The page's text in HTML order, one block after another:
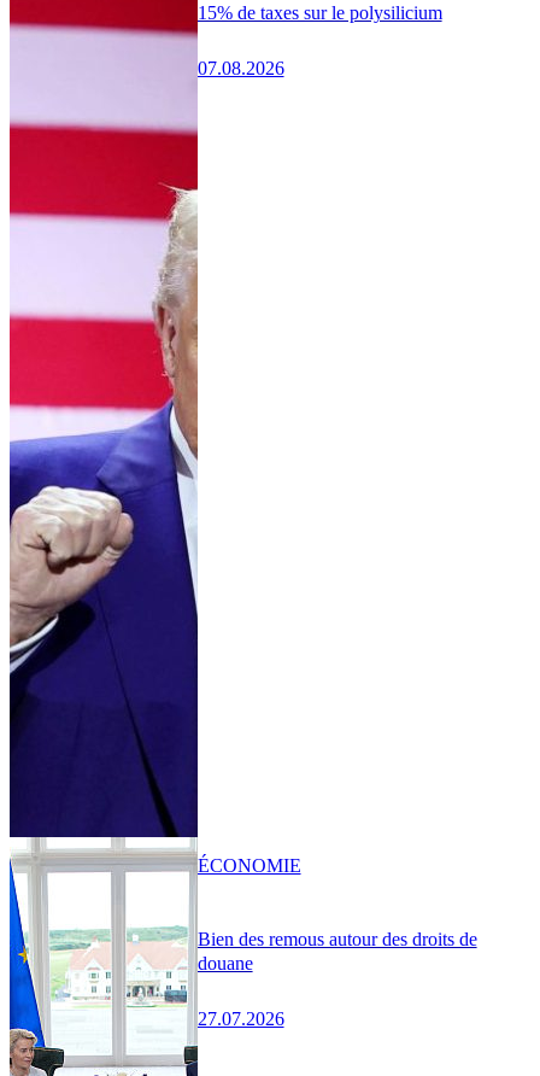
15% de taxes sur le polysilicium
07.08.2026
Bien des remous autour des droits de
douane
27.07.2026
ÉCONOMIE